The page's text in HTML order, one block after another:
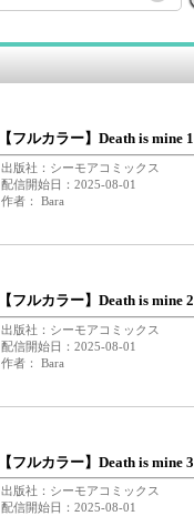
【フルカラー】Death is mine 1
出版社：シーモアコミックス
配信開始日：2025-08-01
作者： Bara
【フルカラー】Death is mine 2
出版社：シーモアコミックス
配信開始日：2025-08-01
作者： Bara
【フルカラー】Death is mine 3
出版社：シーモアコミックス
配信開始日：2025-08-01